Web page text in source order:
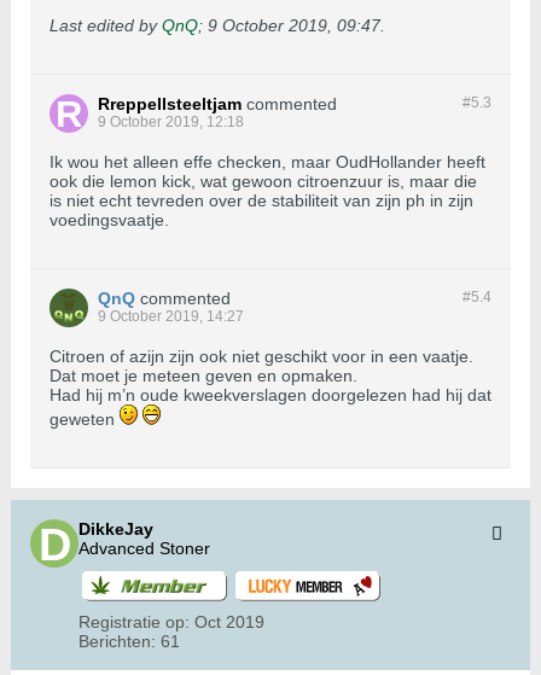
Last edited byQnQ; 9 October 2019, 09:47
#5.3
Rreppellsteeltjam commented
9 October 2019, 12:18
Ik wou het alleen effe checken, maar OudHollander heeft
ook die lemon kick, wat gewoon citroenzuur is, maar die
is niet echt tevreden over de stabiliteit van zijn ph in zijn
voedingsvaatje.
#5.4
QnQ commented
9 October 2019, 14:27
Citroen of azijn zijn ook niet geschikt voor in een vaatje.
Dat moet je meteen geven en opmaken.
Had hij m’n oude kweekverslagen doorgelezen had hij dat
geweten
DikkeJay
Advanced Stoner
Registratie op: Oct 2019
Berichten: 61